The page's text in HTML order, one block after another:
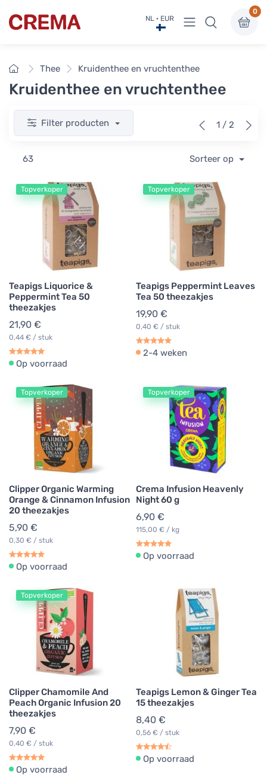
Crema NL · EUR Menu bekijken
0
HomeThee Kruidenthee en vruchtenthee
Kruidenthee en vruchtenthee
Filter producten 1 / 2
63 Sorteer op
Topverkoper
Teapigs Liquorice &
Peppermint Tea 50
theezakjes
21,90 €
0,44 € / stuk
Op voorraad
Topverkoper
Teapigs Peppermint Leaves
Tea 50 theezakjes
19,90 €
0,40 € / stuk
2-4 weken
Topverkoper
Clipper Organic Warming
Orange & Cinnamon Infusion
20 theezakjes
5,90 €
0,30 € / stuk
Op voorraad
Topverkoper
Crema Infusion Heavenly
Night 60 g
6,90 €
115,00 € / kg
Op voorraad
Topverkoper
Clipper Chamomile And
Peach Organic Infusion 20
theezakjes
7,90 €
0,40 € / stuk
Op voorraad
Teapigs Lemon & Ginger Tea
15 theezakjes
8,40 €
0,56 € / stuk
Op voorraad